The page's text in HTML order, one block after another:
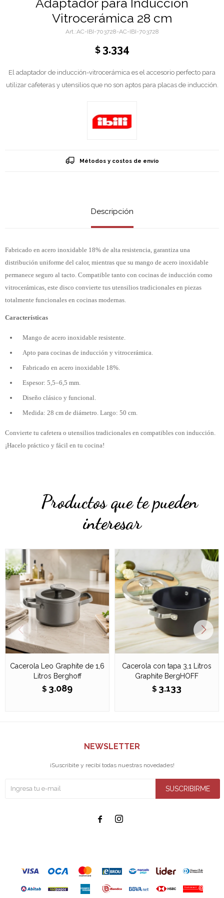
Adaptador para Inducción
Vitrocerámica 28 cm
AC-IBI-703728-AC-IBI-703728
$ 3.334
El adaptador de inducción-vitrocerámica es el accesorio perfecto para
utilizar cafeteras y utensilios que no son aptos para placas de inducción.
Métodos y costos de envío
Descripción
Fabricado en acero inoxidable 18% de alta resistencia, garantiza una
distribución uniforme del calor, mientras que su mango de acero inoxidable
permanece seguro al tacto. Compatible tanto con cocinas de inducción como
vitrocerámicas, este disco convierte tus utensilios tradicionales en piezas
totalmente funcionales en cocinas modernas.
Características
Mango de acero inoxidable resistente.
Apto para cocinas de inducción y vitrocerámica.
Fabricado en acero inoxidable 18%.
Espesor: 5,5–6,5 mm.
Diseño clásico y funcional.
Medida: 28 cm de diámetro. Largo: 50 cm.
Convierte tu cafetera o utensilios tradicionales en compatibles con inducción.
¡Hacelo práctico y fácil en tu cocina!
Productos que te pueden
interesar
Cacerola Leo Graphite de 1,6
Litros Berghoff
$ 3.089
Cacerola con tapa 3,1 Litros
Graphite BergHOFF
$ 3.133
NEWSLETTER
¡Suscribite y recibí todas nuestras novedades!
SUSCRIBIRME
 